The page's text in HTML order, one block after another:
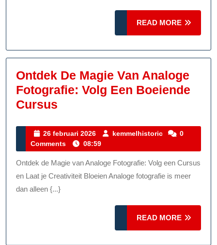
Op
Beeld
READ MORE
MORE
Ontdek De Magie Van Analoge
Fotografie: Volg Een Boeiende
Cursus
Magie
Van
Analoge
Fotografie:
Volg
26 februari 2026
26
februari
2026
kemmelhistoric kemmelhistoric
0
Comments
08:59
Ontdek de Magie van Analoge Fotografie: Volg een Cursus
en Laat je Creativiteit Bloeien Analoge fotografie is meer
dan alleen {...}
READ MORE
MORE